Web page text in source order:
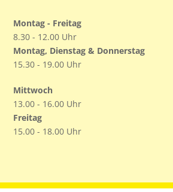
Montag - Freitag
8.30 - 12.00 Uhr
Montag, Dienstag & Donnerstag
15.30 - 19.00 Uhr
Mittwoch
13.00 - 16.00 Uhr
Freitag
15.00 - 18.00 Uhr